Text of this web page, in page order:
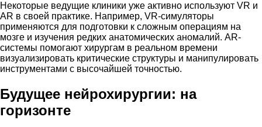
Некоторые ведущие клиники уже активно используют VR и
AR в своей практике. Например, VR-симуляторы
применяются для подготовки к сложным операциям на
мозге и изучения редких анатомических аномалий. AR-
системы помогают хирургам в реальном времени
визуализировать критические структуры и манипулировать
инструментами с высочайшей точностью.
Будущее нейрохирургии: на
горизонте